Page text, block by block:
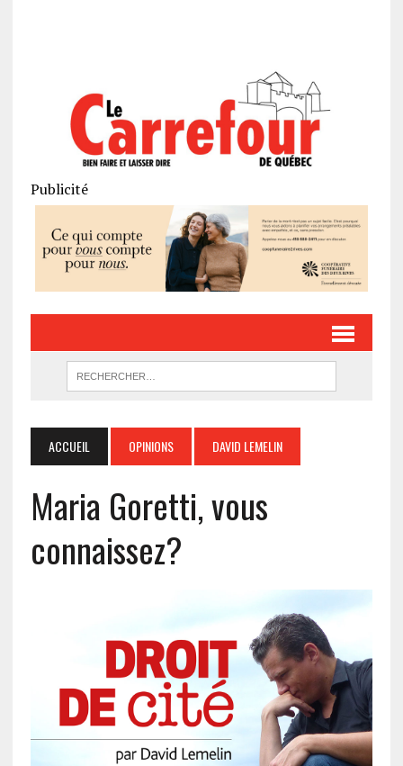
Publicité
ACCUEIL OPINIONS DAVID LEMELIN
Maria Goretti, vous
connaissez?